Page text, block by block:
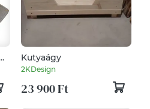
Kutyaágy
2KDesign
23 900 Ft